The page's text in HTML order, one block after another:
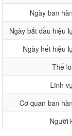
Ngày ban
Ngày bắt đầu hiệu
Ngày hết hiệu
Thể
Lĩnh
Cơ quan ban
Người